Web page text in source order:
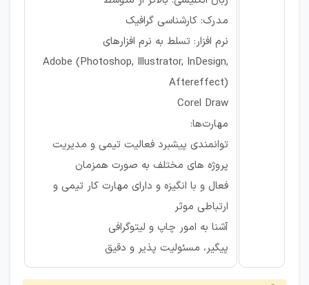
مدرک: کارشناسی گرافیک
نرم افزار: تسلط به نرم افزارهای
Adobe (Photoshop, Illustrator, InDesign,
Aftereffect)
Corel Draw
مهارت‌ها:
توانمندی پیشبرد فعالیت تیمی و مدیریت
پروژه های مختلف به صورت همزمان
فعال و با انگیزه و دارای مهارت کار تیمی و
ارتباطی موثر
آشنا به امور چاپ و لیتوگرافی
پیگیر، مسئولیت پذیر و دقیق